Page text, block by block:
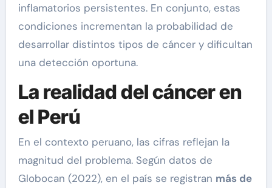
inflamatorios persistentes. En conjunto, estas
condiciones incrementan la probabilidad de
desarrollar distintos tipos de cáncer y dificultan
una detección oportuna.
La realidad del cáncer en
el Perú
En el contexto peruano, las cifras reflejan la
magnitud del problema. Según datos de
Globocan (2022), en el país se registran más de